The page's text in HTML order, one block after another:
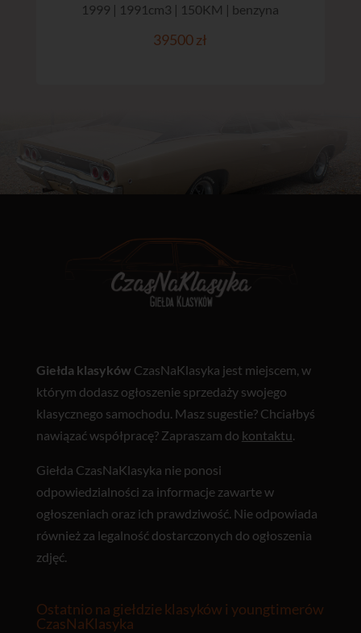
1999 | 1991cm3 | 150KM | benzyna
39500 zł
Giełda klasyków CzasNaKlasyka jest miejscem, w
którym dodasz ogłoszenie sprzedaży swojego
klasycznego samochodu. Masz sugestie? Chciałbyś
nawiązać współpracę? Zapraszam do kontaktu.
Giełda CzasNaKlasyka nie ponosi
odpowiedzialności za informacje zawarte w
ogłoszeniach oraz ich prawdziwość. Nie odpowiada
również za legalność dostarczonych do ogłoszenia
zdjęć.
Ostatnio na giełdzie klasyków i youngtimerów
CzasNaKlasyka